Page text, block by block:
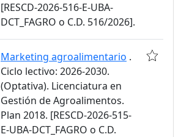
[RESCD-2026-516-E-UBA-
DCT_FAGRO o C.D. 516/2026].
Marketing agroalimentario .
Ciclo lectivo: 2026-2030.
(Optativa). Licenciatura en
Gestión de Agroalimentos.
Plan 2018. [RESCD-2026-515-
E-UBA-DCT_FAGRO o C.D.